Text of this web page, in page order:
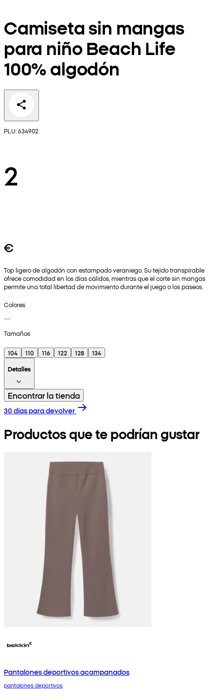
Camiseta sin mangas
para niño Beach Life
100% algodón
PLU: 634902
2
€
Top ligero de algodón con estampado veraniego. Su tejido transpirable
ofrece comodidad en los días cálidos, mientras que el corte sin mangas
permite una total libertad de movimiento durante el juego o los paseos.
Colores
Tamaños
104 110 116 122 128
134
Detalles
Encontrar la tienda
30 días para devolver
Productos que te podrían gustar
Pantalones deportivos acampanados
pantalones deportivos